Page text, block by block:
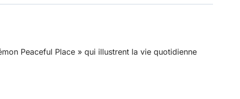
Peaceful Place » qui illustrent la vie quotidienne